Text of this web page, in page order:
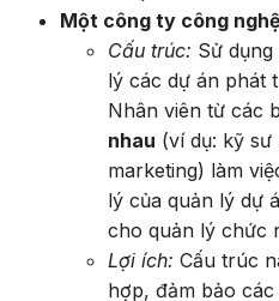
Một công ty công
Cấu trúc: Sử dụng
lý các dự án phát
Nhân viên từ các
nhau (ví dụ: kỹ sư
marketing) làm
lý của quản lý dự
cho quản lý chức
Lợi ích: Cấu trúc
hợp, đảm bảo